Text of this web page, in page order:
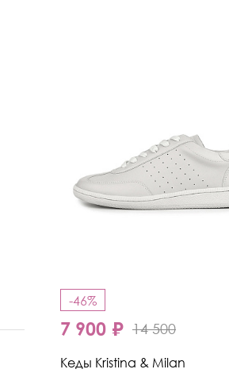
-46%
7 900 ₽ 14 500
Кеды Kristina & Milan